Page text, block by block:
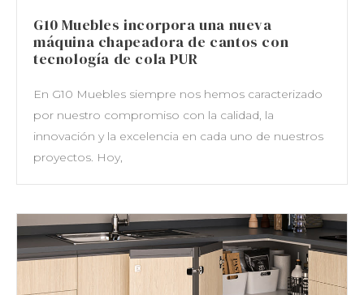
G10 Muebles incorpora una nueva
máquina chapeadora de cantos con
tecnología de cola PUR
En G10 Muebles siempre nos hemos caracterizado
por nuestro compromiso con la calidad, la
innovación y la excelencia en cada uno de nuestros
proyectos. Hoy,